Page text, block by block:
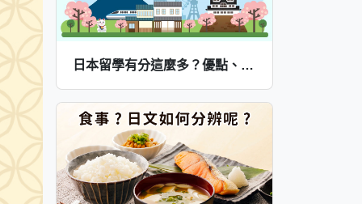
日本留學有分這麼多？優點、缺點一次看～